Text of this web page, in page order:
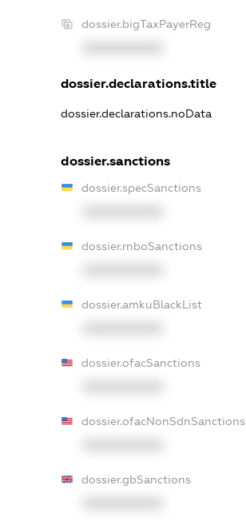
dossier.bigTaxPayerReg
dossier.declarations.title
dossier.declarations.noData
dossier.sanctions
dossier.specSanctions
dossier.rnboSanctions
dossier.amkuBlackList
dossier.ofacSanctions
dossier.ofacNonSdnSanctions
dossier.gbSanctions